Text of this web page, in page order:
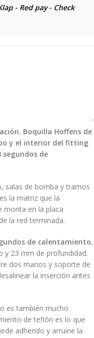
- Red pay - Check
Boquilla Hoffens de
y el interior del fitting
segundos de
salas de bomba y tramos
la matriz que la
monta en la placa
la red terminada.
de calentamiento,
y 23 mm de profundidad.
dos manos y soporte de
la inserción antes
es también mucho
de teflón es lo que
adherido y arruine la